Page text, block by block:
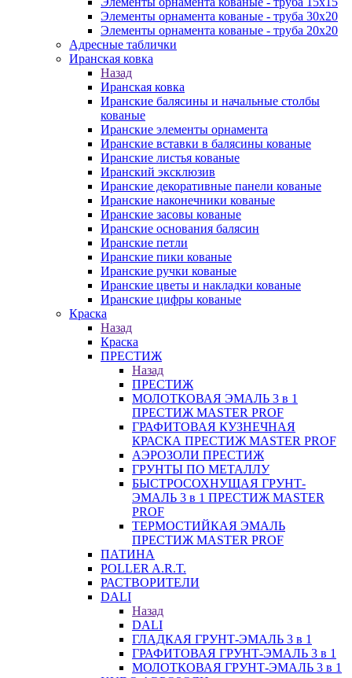
Элементы орнамента кованые - труба 30х20
Элементы орнамента кованые - труба 20х20
Адресные таблички
Иранская ковка
Назад
Иранская ковка
Иранские балясины и начальные столбы
кованые
Иранские элементы орнамента
Иранские вставки в балясины кованые
Иранские листья кованые
Иранский эксклюзив
Иранские декоративные панели кованые
Иранские наконечники кованые
Иранские засовы кованые
Иранские основания балясин
Иранские петли
Иранские пики кованые
Иранские ручки кованые
Иранские цветы и накладки кованые
Иранские цифры кованые
Краска
Назад
Краска
ПРЕСТИЖ
Назад
ПРЕСТИЖ
МОЛОТКОВАЯ ЭМАЛЬ 3 в 1
ПРЕСТИЖ MASTER PROF
ГРАФИТОВАЯ КУЗНЕЧНАЯ
КРАСКА ПРЕСТИЖ MASTER PROF
АЭРОЗОЛИ ПРЕСТИЖ
ГРУНТЫ ПО МЕТАЛЛУ
БЫСТРОСОХНУЩАЯ ГРУНТ-
ЭМАЛЬ 3 в 1 ПРЕСТИЖ MASTER
PROF
ТЕРМОСТИЙКАЯ ЭМАЛЬ
ПРЕСТИЖ MASTER PROF
ПАТИНА
POLLER A.R.T.
РАСТВОРИТЕЛИ
DALI
Назад
DALI
ГЛАДКАЯ ГРУНТ-ЭМАЛЬ 3 в 1
ГРАФИТОВАЯ ГРУНТ-ЭМАЛЬ 3 в 1
МОЛОТКОВАЯ ГРУНТ-ЭМАЛЬ 3 в 1